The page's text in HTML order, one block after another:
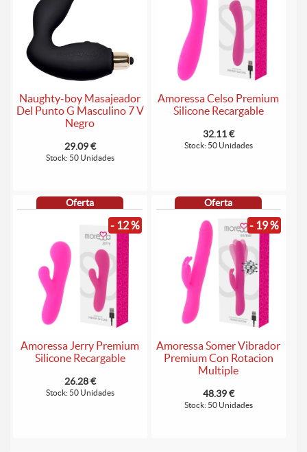
Naughty-boy Masajeador
Del Punto G Masculino 7 V
Negro
29.09 €
Stock: 50 Unidades
Amoressa Celso Premium
Silicone Recargable
32.11 €
Stock: 50 Unidades
Oferta
- 12 %
Amoressa Jerry Premium
Silicone Recargable
26.28 €
Stock: 50 Unidades
Oferta
- 19 %
Amoressa Somer Vibrador
Premium Con Rotacion
Multiple
48.39 €
Stock: 50 Unidades